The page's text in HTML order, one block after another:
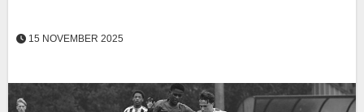
15 NOVEMBER 2025